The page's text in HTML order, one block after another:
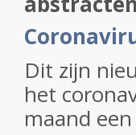
Dit zijn
het
maand